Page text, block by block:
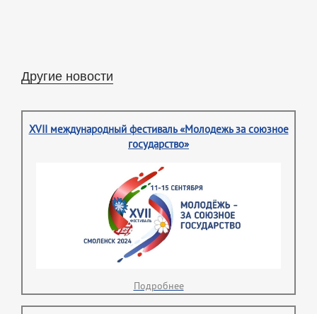
Другие новости
XVII международный фестиваль «Молодежь за союзное
государство»
Подробнее